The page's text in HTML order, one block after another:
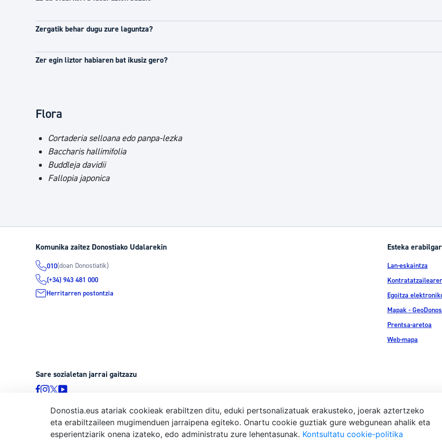
Zergatik behar dugu zure laguntza?
Zer egin liztor habiaren bat ikusiz gero?
Flora
Cortaderia selloana edo panpa-lezka
Baccharis hallimifolia
Buddleja davidii
Fallopia japonica
Komunika zaitez Donostiako Udalarekin
010(doan Donostiatik)
(+34) 943 481 000
Herritarren postontzia
Esteka
Lan-eskaintza
Egoitza
Mapak -
Prentsa-aretoa
Web-mapa
Sare sozialetan jarrai gaitzazu
© Donostiako Udala, Ijentea 1, 20003 Donostia Lege-
Donostia.eus atariak cookieak erabiltzen ditu, eduki pertsonalizatuak erakusteko, joerak aztertzeko
eta erabiltzaileen mugimenduen jarraipena egiteko. Onartu cookie guztiak gure webgunean ahalik eta
esperientziarik onena izateko, edo administratu zure lehentasunak. Kontsultatu cookie-politika